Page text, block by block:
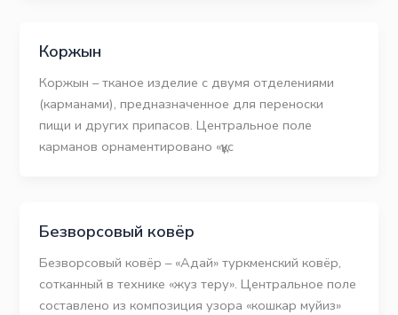
Коржын
Коржын – тканое изделие с двумя отделениями
(карманами), предназначенное для переноски
пищи и других припасов. Центральное поле
карманов орнаментировано «құс
Безворсовый ковёр
Безворсовый ковёр – «Адай» туркменский ковёр,
сотканный в технике «жуз теру». Центральное поле
составлено из композиция узора «кошкар муйиз»